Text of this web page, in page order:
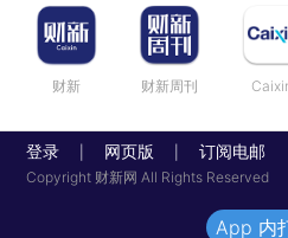
财新 财新周刊
登录 网页版 订阅电邮
Copyright 财新网 All Rights Reserved
App 内